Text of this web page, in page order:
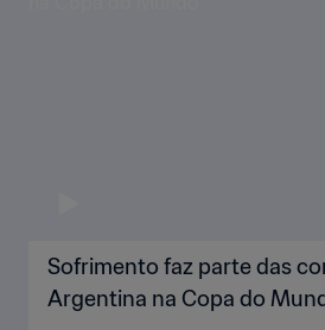
Sofrimento faz parte das
Argentina na Copa do